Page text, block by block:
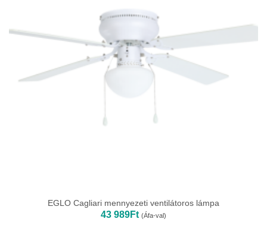
EGLO Cagliari mennyezeti ventilátoros lámpa
43 989Ft (Áfa-val)